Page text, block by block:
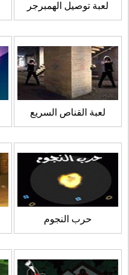
لعبة توصيل الهمبرجر
لعبة القناص السريع
حرب النجوم